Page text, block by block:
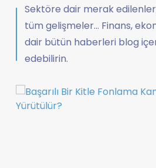
Sektöre dair merak
tüm gelişmeler… Finans,
dair bütün haberleri blog
edebilirin.